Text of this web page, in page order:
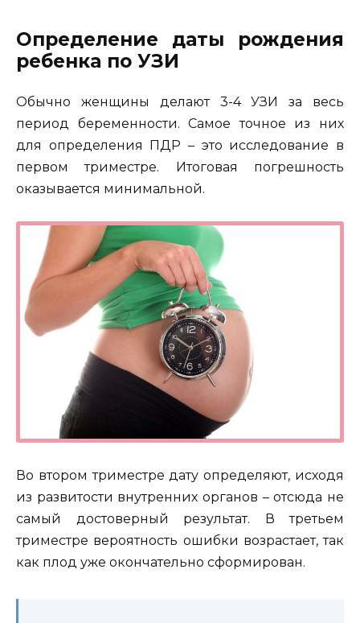
Определение даты рождения
ребенка по УЗИ
Обычно женщины делают 3-4 УЗИ за весь
период беременности. Самое точное из них
для определения ПДР – это исследование в
первом триместре. Итоговая погрешность
оказывается минимальной.
Во втором триместре дату определяют, исходя
из развитости внутренних органов – отсюда не
самый достоверный результат. В третьем
триместре вероятность ошибки возрастает, так
как плод уже окончательно сформирован.